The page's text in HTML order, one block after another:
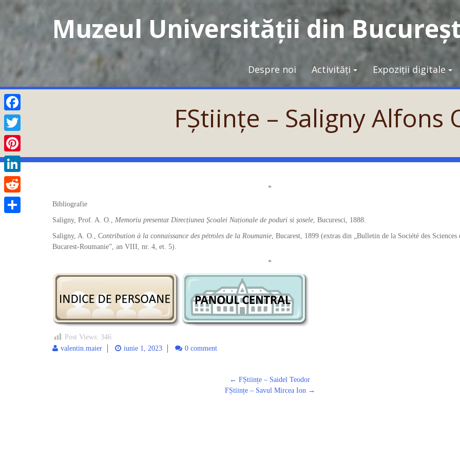
Muzeul Universității din
Despre noi Activități Expoziții digitale
FȘtiințe – Saligny Alfons
*
Bibliografie
Saligny, Prof. A. O., Memoriu presentat Direcțiunea Școalei Naționale de poduri si șosele, Bucuresci, 1888.
Saligny, A. O., Contribution à la connaissance des pétroles de la Roumanie, Bucarest, 1899 (extras din „Bulletin de la Société des Sciences
Bucarest-Roumanie”, an VIII, nr. 4, et. 5).
*
Post Views: 346
valentin.maier
iunie 1, 2023 0 comment
← FȘtiințe – Saidel Teodor
FȘtiințe – Savul Mircea Ion →
Facebook
Twitter
Pinterest
LinkedIn
Reddit